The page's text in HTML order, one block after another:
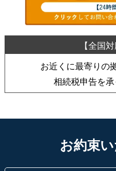
お近くに最寄りの
相続税申告を承
お約束